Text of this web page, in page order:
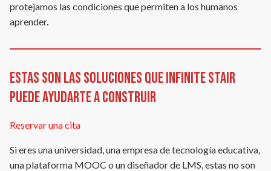
protejamos las condiciones que permiten a los humanos
aprender.
Estas son las soluciones que Infinite Stair
puede ayudarte a construir
Reservar una cita
Si eres una universidad, una empresa de tecnología educativa,
una plataforma MOOC o un diseñador de LMS, estas no son